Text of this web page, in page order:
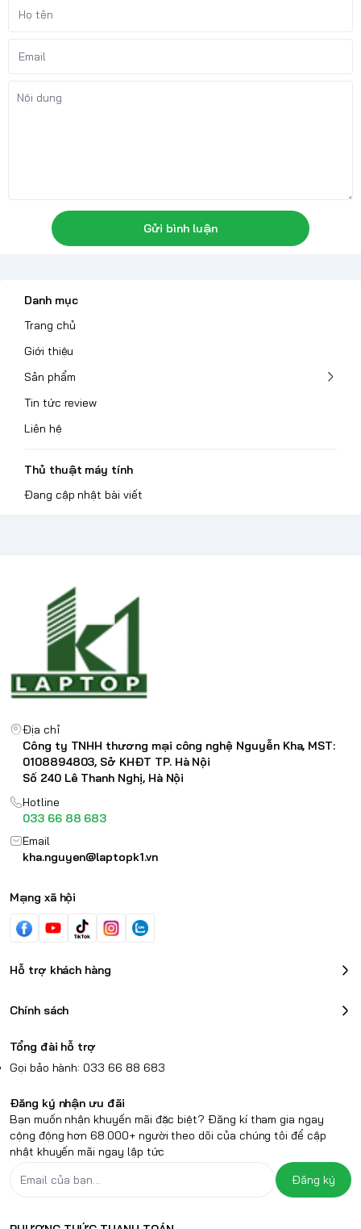
Gửi bình luận
Danh mục
Trang chủ
Giới thiệu
Sản phẩm
Tin tức review
Liên hệ
Thủ thuật máy tính
Đang cập nhật bài viết
Địa chỉ
Công ty TNHH thương mại công nghệ Nguyễn Kha, MST:
0108894803, Sở KHĐT TP. Hà Nội
Số 240 Lê Thanh Nghị, Hà Nội
Hotline
033 66 88 683
Email
kha.nguyen@laptopk1.vn
Mạng xã hội
Hỗ trợ khách hàng
Chính sách
Tổng đài hỗ trợ
Gọi bảo hành: 033 66 88 683
Đăng ký nhận ưu đãi
Bạn muốn nhận khuyến mãi đặc biệt? Đăng kí tham gia ngay
cộng động hơn 68.000+ người theo dõi của chúng tôi để cập
nhật khuyến mãi ngay lập tức
Đăng ký